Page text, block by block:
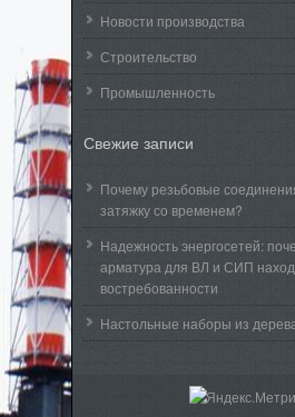
Новости производства
Строительство
Промышленность
Свежие записи
Почему резьбовые
затяжку со временем?
Надежность энергосетей:
арматура для ВЛ и СИП
востребованности
Настольные наборы из